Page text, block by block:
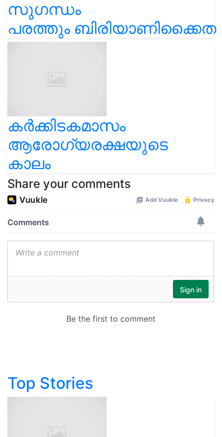
സുഗന്ധം
പരത്തും ബിരിയാണിക്കൈത
കർക്കിടകമാസം
ആരോഗ്യരക്ഷയുടെ
കാലം
Share your comments
Top Stories